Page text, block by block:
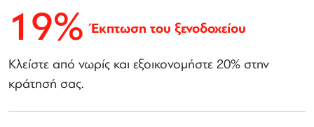
19% Έκπτωση του ξενοδοχείου
Κλείστε από νωρίς και εξοικονομήστε 20% στην
κράτησή σας.